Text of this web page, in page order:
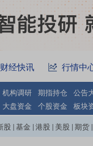
经快讯 行情中
机构调研 期指持仓
公告
大盘资金 个股资金 板块
股 基金 港股 美股 期货